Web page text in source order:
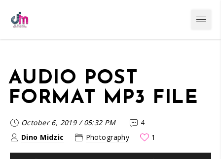
AUDIO POST
FORMAT MP3 FILE
October 6, 2019/05:32 PM
4
Dino Midzic
Photography 1